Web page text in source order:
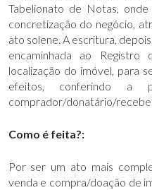
Tabelionato de Notas,
concretização do negócio,
ato solene. A escritura,
encaminhada ao
localização do imóvel, para
efeitos, conferindo a
comprador/donatário/
Como é feita?:
Por ser um ato mais
venda e compra/doação de